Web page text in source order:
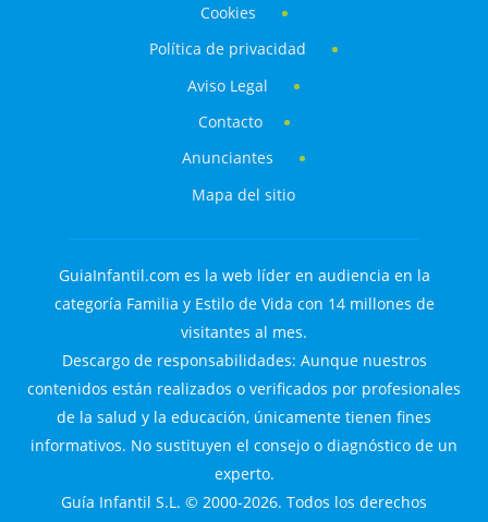
Cookies
Política de privacidad
Aviso Legal
Contacto
Anunciantes
Mapa del sitio
GuiaInfantil.com es la web líder en audiencia en la
categoría Familia y Estilo de Vida con 14 millones de
visitantes al mes.
Descargo de responsabilidades: Aunque nuestros
contenidos están realizados o verificados por profesionales
de la salud y la educación, únicamente tienen fines
informativos. No sustituyen el consejo o diagnóstico de un
experto.
Guía Infantil S.L. © 2000-2026. Todos los derechos